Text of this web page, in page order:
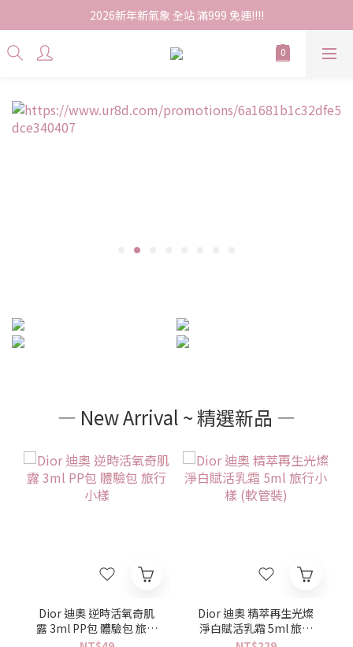
2026新年新氣象 全站 滿999 免運!!!!
— New Arrival ~ 精選新品 —
Dior 迪奧 逆時活氧奇肌
露 3ml PP包 體驗包 旅行
小樣
Dior 迪奧 精萃再生光燦
淨白賦活乳霜 5ml 旅行
小樣 (軟管裝)